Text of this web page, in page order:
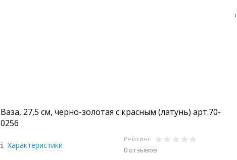
Ваза, 27,5 см, черно-золотая с красным (латунь) арт.70-
0256
Характеристики
Рейтинг:
0 отзывов